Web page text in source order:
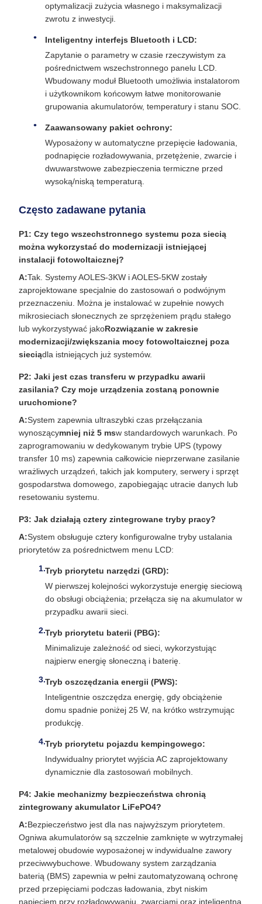
optymalizacji zużycia własnego i maksymalizacji
zwrotu z inwestycji.
Inteligentny interfejs Bluetooth i LCD:
Zapytanie o parametry w czasie rzeczywistym za
pośrednictwem wszechstronnego panelu LCD.
Wbudowany moduł Bluetooth umożliwia instalatorom
i użytkownikom końcowym łatwe monitorowanie
grupowania akumulatorów, temperatury i stanu SOC.
Zaawansowany pakiet ochrony:
Wyposażony w automatyczne przepięcie ładowania,
podnapięcie rozładowywania, przetężenie, zwarcie i
dwuwarstwowe zabezpieczenia termiczne przed
wysoką/niską temperaturą.
Często zadawane pytania
P1: Czy tego wszechstronnego systemu poza siecią
można wykorzystać do modernizacji istniejącej
instalacji fotowoltaicznej?
A:Tak. Systemy AOLES-3KW i AOLES-5KW zostały
zaprojektowane specjalnie do zastosowań o podwójnym
przeznaczeniu. Można je instalować w zupełnie nowych
mikrosieciach słonecznych ze sprzężeniem prądu stałego
lub wykorzystywać jakoRozwiązanie w zakresie
modernizacji/zwiększania mocy fotowoltaicznej poza
sieciądla istniejących już systemów.
P2: Jaki jest czas transferu w przypadku awarii
zasilania? Czy moje urządzenia zostaną ponownie
uruchomione?
A:System zapewnia ultraszybki czas przełączania
wynoszącymniej niż 5 msw standardowych warunkach. Po
zaprogramowaniu w dedykowanym trybie UPS (typowy
transfer 10 ms) zapewnia całkowicie nieprzerwane zasilanie
wrażliwych urządzeń, takich jak komputery, serwery i sprzęt
gospodarstwa domowego, zapobiegając utracie danych lub
resetowaniu systemu.
P3: Jak działają cztery zintegrowane tryby pracy?
A:System obsługuje cztery konfigurowalne tryby ustalania
priorytetów za pośrednictwem menu LCD:
Tryb priorytetu narzędzi (GRD):
W pierwszej kolejności wykorzystuje energię sieciową
do obsługi obciążenia; przełącza się na akumulator w
przypadku awarii sieci.
Tryb priorytetu baterii (PBG):
Minimalizuje zależność od sieci, wykorzystując
najpierw energię słoneczną i baterię.
Tryb oszczędzania energii (PWS):
Inteligentnie oszczędza energię, gdy obciążenie
domu spadnie poniżej 25 W, na krótko wstrzymując
produkcję.
Tryb priorytetu pojazdu kempingowego:
Indywidualny priorytet wyjścia AC zaprojektowany
dynamicznie dla zastosowań mobilnych.
P4: Jakie mechanizmy bezpieczeństwa chronią
zintegrowany akumulator LiFePO4?
A:Bezpieczeństwo jest dla nas najwyższym priorytetem.
Ogniwa akumulatorów są szczelnie zamknięte w wytrzymałej
metalowej obudowie wyposażonej w indywidualne zawory
przeciwwybuchowe. Wbudowany system zarządzania
baterią (BMS) zapewnia w pełni zautomatyzowaną ochronę
przed przepięciami podczas ładowania, zbyt niskim
napięciem przy rozładowywaniu, zwarciami oraz inteligentną